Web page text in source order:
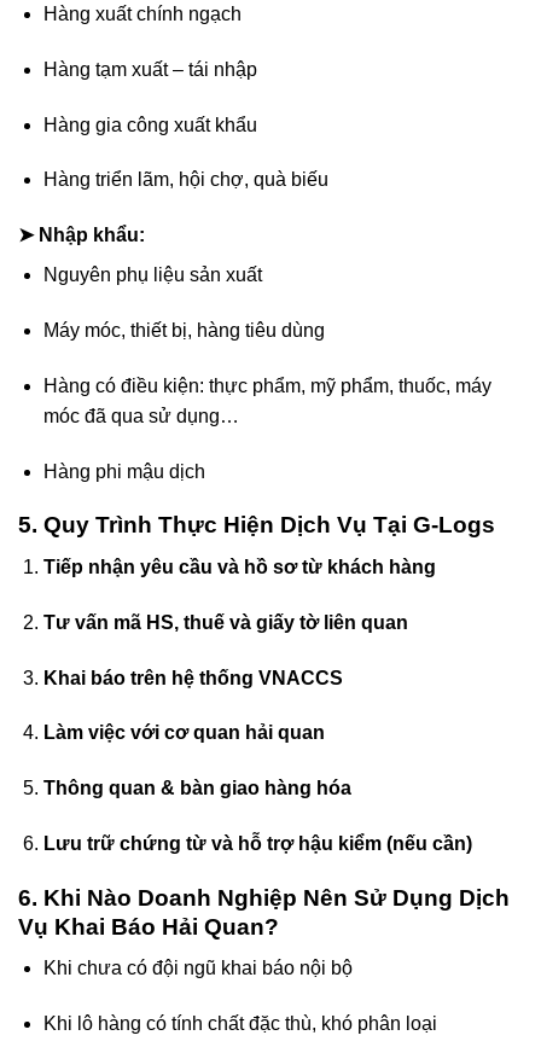
Hàng xuất chính ngạch
Hàng tạm xuất – tái nhập
Hàng gia công xuất khẩu
Hàng triển lãm, hội chợ, quà biếu
➤ Nhập khẩu:
Nguyên phụ liệu sản xuất
Máy móc, thiết bị, hàng tiêu dùng
Hàng có điều kiện: thực phẩm, mỹ phẩm, thuốc, máy
móc đã qua sử dụng…
Hàng phi mậu dịch
5. Quy Trình Thực Hiện Dịch Vụ Tại G-Logs
Tiếp nhận yêu cầu và hồ sơ từ khách hàng
Tư vấn mã HS, thuế và giấy tờ liên quan
Khai báo trên hệ thống VNACCS
Làm việc với cơ quan hải quan
Thông quan & bàn giao hàng hóa
Lưu trữ chứng từ và hỗ trợ hậu kiểm (nếu cần)
6. Khi Nào Doanh Nghiệp Nên Sử Dụng Dịch
Vụ Khai Báo Hải Quan?
Khi chưa có đội ngũ khai báo nội bộ
Khi lô hàng có tính chất đặc thù, khó phân loại